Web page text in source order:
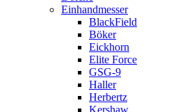
Einhandmesser
BlackField
Böker
Eickhorn
Elite Force
GSG-9
Haller
Herbertz
Kershaw